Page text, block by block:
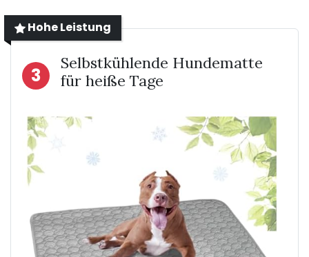
Hohe Leistung
3
Selbstkühlende Hundematte
für heiße Tage